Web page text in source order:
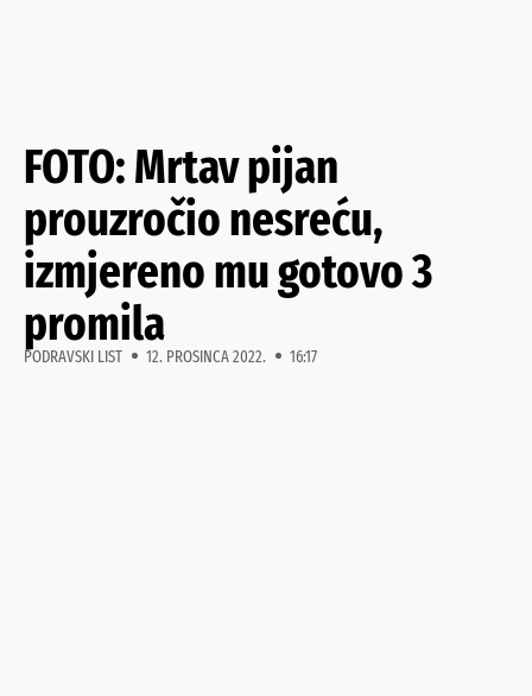
FOTO: Mrtav pijan
prouzročio nesreću,
izmjereno mu gotovo 3
promila
PODRAVSKI LIST 12. PROSINCA 2022. 16:17